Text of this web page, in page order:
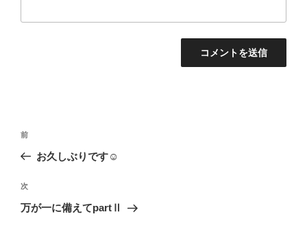
投
ビ
ゲ
前
の
稿
前
お久しぶりです☺
次
の
次
万が一に備えてpartⅡ